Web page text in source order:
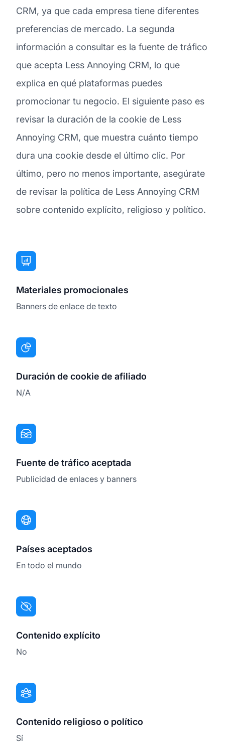
CRM, ya que cada empresa tiene diferentes
preferencias de mercado. La segunda
información a consultar es la fuente de tráfico
que acepta Less Annoying CRM, lo que
explica en qué plataformas puedes
promocionar tu negocio. El siguiente paso es
revisar la duración de la cookie de Less
Annoying CRM, que muestra cuánto tiempo
dura una cookie desde el último clic. Por
último, pero no menos importante, asegúrate
de revisar la política de Less Annoying CRM
sobre contenido explícito, religioso y político.
Materiales promocionales
Banners de enlace de texto
Duración de cookie de afiliado
N/A
Fuente de tráfico aceptada
Publicidad de enlaces y banners
Países aceptados
En todo el mundo
Contenido explícito
No
Contenido religioso o político
Sí